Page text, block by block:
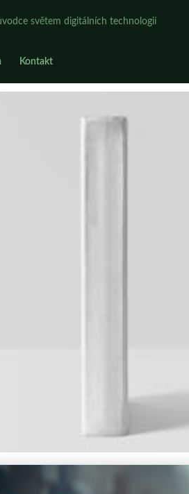
světem digitálních technologií
Kontakt